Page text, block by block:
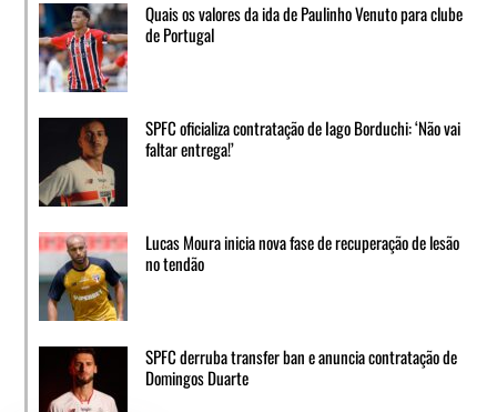
Quais os valores da ida de Paulinho Venuto para clube
de Portugal
SPFC oficializa contratação de Iago Borduchi: ‘Não vai
faltar entrega!’
Lucas Moura inicia nova fase de recuperação de lesão
no tendão
SPFC derruba transfer ban e anuncia contratação de
Domingos Duarte